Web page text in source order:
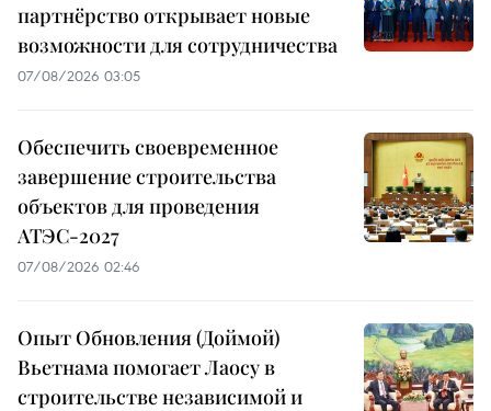
партнёрство открывает новые
возможности для сотрудничества
07/08/2026 03:05
Обеспечить своевременное
завершение строительства
объектов для проведения
АТЭС-2027
07/08/2026 02:46
Опыт Обновления (Доймой)
Вьетнама помогает Лаосу в
строительстве независимой и